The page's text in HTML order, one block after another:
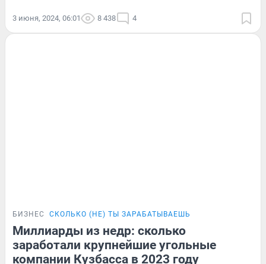
3 июня, 2024, 06:01 8 438 4
БИЗНЕС СКОЛЬКО (НЕ) ТЫ ЗАРАБАТЫВАЕШЬ
Миллиарды из недр: сколько
заработали крупнейшие угольные
компании Кузбасса в 2023 году